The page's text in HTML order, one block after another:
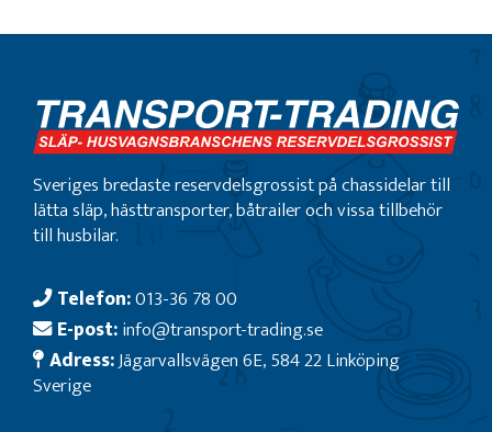
Sveriges bredaste reservdelsgrossist på chassidelar till
lätta släp, hästtransporter, båtrailer och vissa tillbehör
till husbilar.
Telefon:013-36 78 00
E-post:info@transport-trading.se
Adress:Jägarvallsvägen 6E, 584 22 Linköping
Sverige